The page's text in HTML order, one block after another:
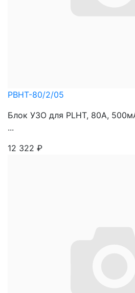
PBHT-80/2/05
Блок УЗО для PLHT, 80A,
...
12 322 ₽